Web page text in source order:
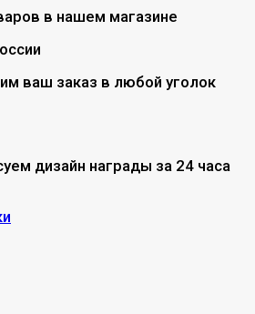
в нашем магазине
ваш заказ в любой уголок
дизайн награды за 24 часа